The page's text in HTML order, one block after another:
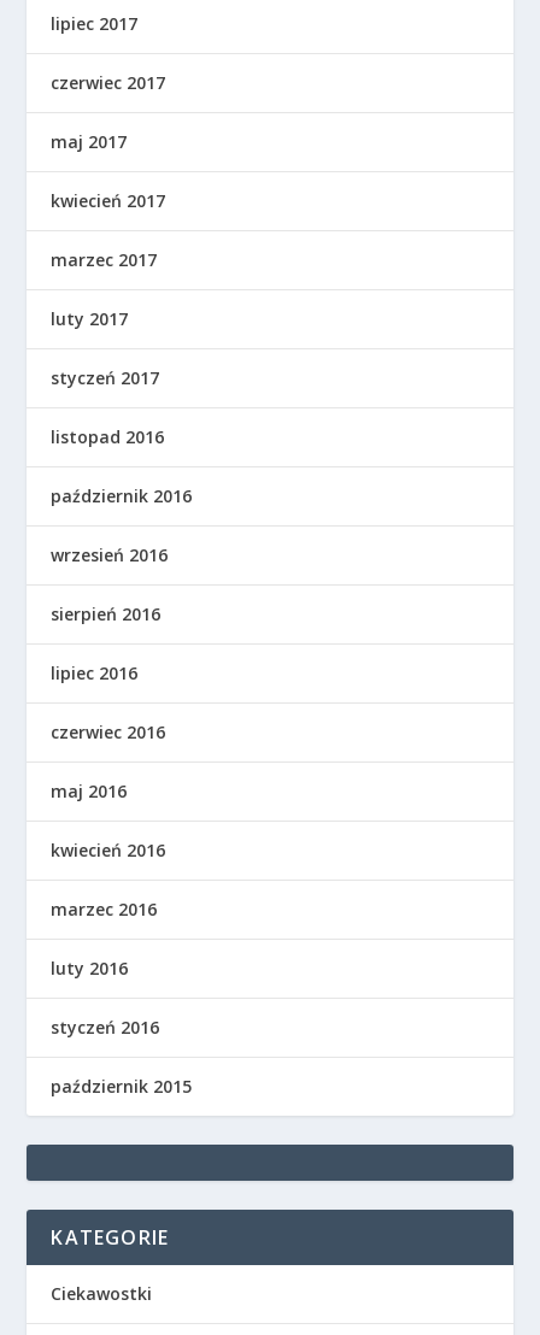
lipiec 2017
czerwiec 2017
maj 2017
kwiecień 2017
marzec 2017
luty 2017
styczeń 2017
listopad 2016
październik 2016
wrzesień 2016
sierpień 2016
lipiec 2016
czerwiec 2016
maj 2016
kwiecień 2016
marzec 2016
luty 2016
styczeń 2016
październik 2015
KATEGORIE
Ciekawostki